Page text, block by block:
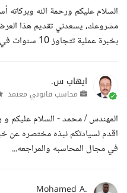
السلام عليكم ورحمة الله وبركاته
مشروعك، يسعدني تقديم هذا
بخبرة عملية تتجاوز 10 سنوات في تصميم...
ايهاب س.
محاسب قانوني معتمد
المهندس / محمد - السلام عليكم و
اقدم لسيادتكم نبذه مختصره عن
في مجال المحاسبه والمراجعه...
Mohamed A.